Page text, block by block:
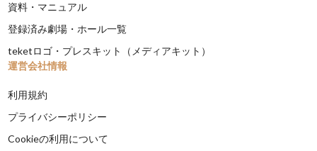
資料・マニュアル
登録済み劇場・ホール一覧
teketロゴ・プレスキット（メディアキット）
運営会社情報
利用規約
プライバシーポリシー
Cookieの利用について